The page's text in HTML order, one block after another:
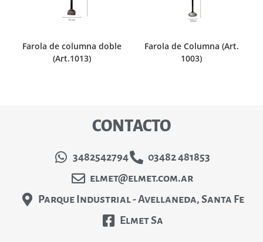
Farola de columna doble
(Art.1013)
Farola de Columna (Art.
1003)
CONTACTO
3482542794
03482 481853
elmet@elmet.com.ar
Parque Industrial - Avellaneda, Santa Fe
Elmet Sa